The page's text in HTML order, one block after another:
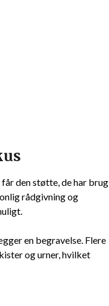
den støtte, de har brug
rådgivning og
en begravelse. Flere
og urner, hvilket